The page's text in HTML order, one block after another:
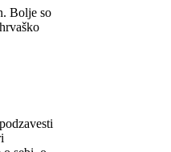
Bolje so